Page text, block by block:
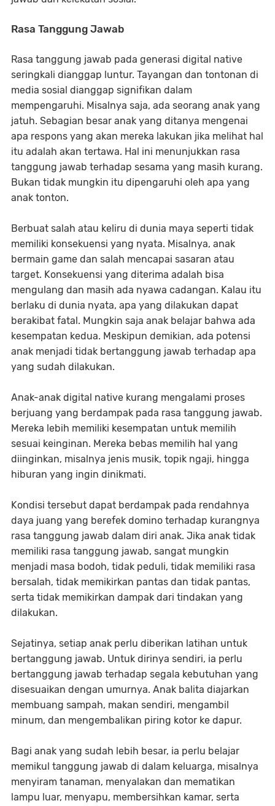
Rasa Tanggung Jawab
Rasa tanggung jawab pada generasi digital native
seringkali dianggap luntur. Tayangan dan tontonan di
media sosial dianggap signifikan dalam
mempengaruhi. Misalnya saja, ada seorang anak yang
jatuh. Sebagian besar anak yang ditanya mengenai
apa respons yang akan mereka lakukan jika melihat hal
itu adalah akan tertawa. Hal ini menunjukkan rasa
tanggung jawab terhadap sesama yang masih kurang.
Bukan tidak mungkin itu dipengaruhi oleh apa yang
anak tonton.
Berbuat salah atau keliru di dunia maya seperti tidak
memiliki konsekuensi yang nyata. Misalnya, anak
bermain game dan salah mencapai sasaran atau
target. Konsekuensi yang diterima adalah bisa
mengulang dan masih ada nyawa cadangan. Kalau itu
berlaku di dunia nyata, apa yang dilakukan dapat
berakibat fatal. Mungkin saja anak belajar bahwa ada
kesempatan kedua. Meskipun demikian, ada potensi
anak menjadi tidak bertanggung jawab terhadap apa
yang sudah dilakukan.
Anak-anak digital native kurang mengalami proses
berjuang yang berdampak pada rasa tanggung jawab.
Mereka lebih memiliki kesempatan untuk memilih
sesuai keinginan. Mereka bebas memilih hal yang
diinginkan, misalnya jenis musik, topik ngaji, hingga
hiburan yang ingin dinikmati.
Kondisi tersebut dapat berdampak pada rendahnya
daya juang yang berefek domino terhadap kurangnya
rasa tanggung jawab dalam diri anak. Jika anak tidak
memiliki rasa tanggung jawab, sangat mungkin
menjadi masa bodoh, tidak peduli, tidak memiliki rasa
bersalah, tidak memikirkan pantas dan tidak pantas,
serta tidak memikirkan dampak dari tindakan yang
dilakukan.
Sejatinya, setiap anak perlu diberikan latihan untuk
bertanggung jawab. Untuk dirinya sendiri, ia perlu
bertanggung jawab terhadap segala kebutuhan yang
disesuaikan dengan umurnya. Anak balita diajarkan
membuang sampah, makan sendiri, mengambil
minum, dan mengembalikan piring kotor ke dapur.
Bagi anak yang sudah lebih besar, ia perlu belajar
memikul tanggung jawab di dalam keluarga, misalnya
menyiram tanaman, menyalakan dan mematikan
lampu luar, menyapu, membersihkan kamar, serta